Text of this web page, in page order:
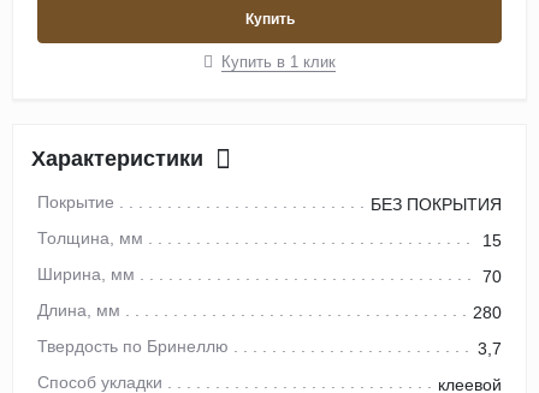
Купить
Купить в 1 клик
Характеристики
Покрытие
БЕЗ ПОКРЫТИЯ
Толщина, мм
15
Ширина, мм
70
Длина, мм
280
Твердость по Бринеллю
3,7
Способ укладки
клеевой